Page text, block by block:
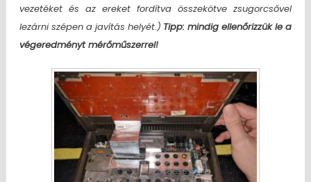
vezetéket és az ereket fordítva összekötve zsugorcsővel
lezárni szépen a javítás helyét.) Tipp: mindig ellenőrizzük le a
végeredményt mérőműszerrel!